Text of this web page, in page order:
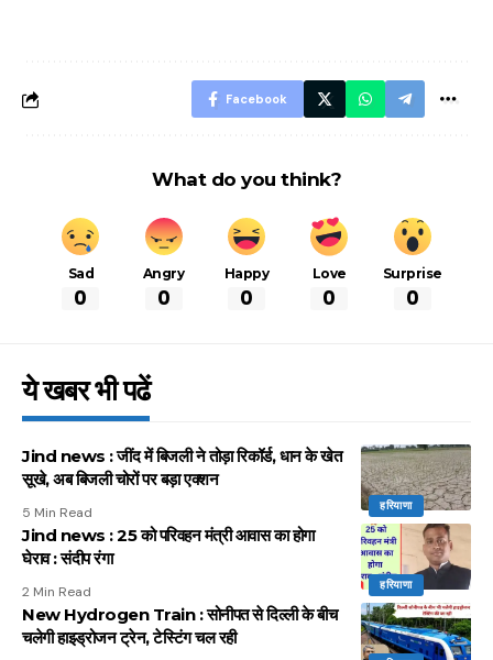
Facebook
What do you think?
Sad
0
Angry
0
Happy
0
Love
0
Surprise
0
ये खबर भी पढें
हरियाणा
Jind news : जींद में बिजली ने तोड़ा रिकॉर्ड, धान के खेत
सूखे, अब बिजली चोरों पर बड़ा एक्शन
5 Min Read
हरियाणा
Jind news : 25 को परिवहन मंत्री आवास का होगा
घेराव : संदीप रंगा
2 Min Read
New Hydrogen Train : सोनीपत से दिल्ली के बीच
चलेगी हाइड्रोजन ट्रेन, टेस्टिंग चल रही